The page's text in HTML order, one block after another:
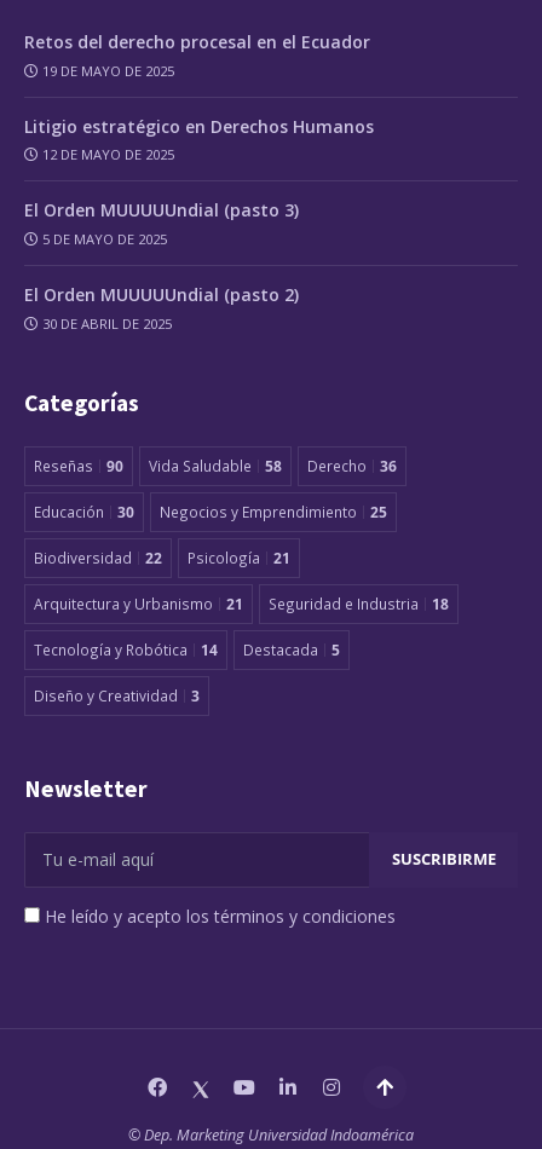
Retos del derecho procesal en el Ecuador
19 DE MAYO DE 2025
Litigio estratégico en Derechos Humanos
12 DE MAYO DE 2025
El Orden MUUUUUndial (pasto 3)
5 DE MAYO DE 2025
El Orden MUUUUUndial (pasto 2)
30 DE ABRIL DE 2025
Categorías
Reseñas 90 Vida Saludable 58 Derecho 36
Educación 30 Negocios y Emprendimiento 25
Biodiversidad 22 Psicología 21
Arquitectura y Urbanismo 21 Seguridad e Industria 18
Tecnología y Robótica 14 Destacada 5
Diseño y Creatividad 3
Newsletter
He leído y acepto los términos y condiciones
© Dep. Marketing Universidad Indoamérica